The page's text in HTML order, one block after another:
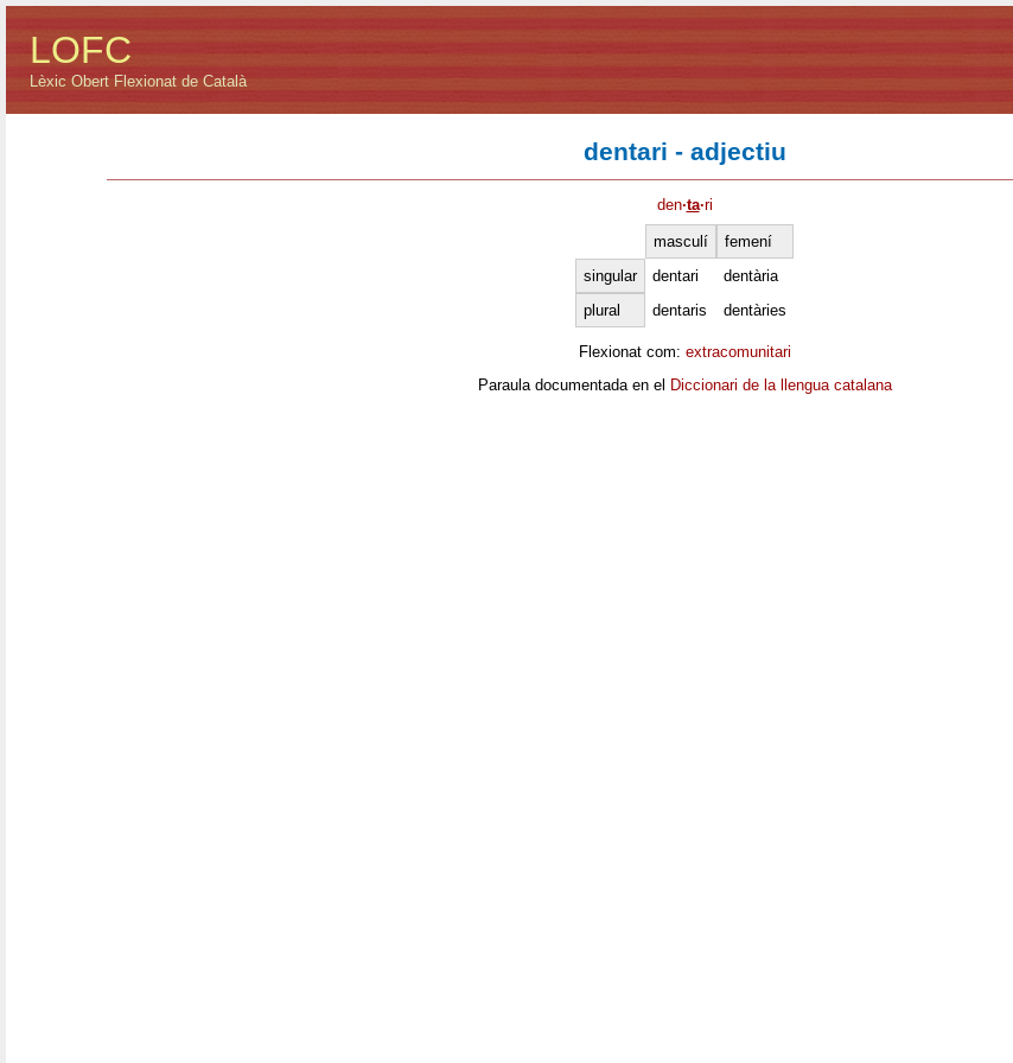
LOFC
Lèxic Obert Flexionat de Català
dentari - adjectiu
den·ta·ri
masculí
femení
singular
dentari
dentària
plural
dentaris dentàries
Flexionat com: extracomunitari
Paraula documentada en el Diccionari de la llengua catalana